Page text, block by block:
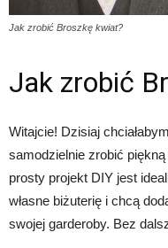
Jak zrobić Broszkę kwiat?
Jak zrobić
Witajcie! Dzisiaj
samodzielnie zrobić
prosty projekt DIY jest
własne biżuterię i chcą
swojej garderoby. Bez